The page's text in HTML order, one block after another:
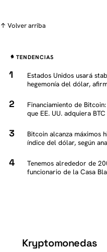
↑ Volver arriba
TENDENCIAS
Estados Unidos usará
hegemonía del dólar,
Financiamiento de
que EE. UU. adquiera BTC
Bitcoin alcanza máximos
índice del dólar, según
Tenemos alrededor de
funcionario de la Casa
Kryptomonedas